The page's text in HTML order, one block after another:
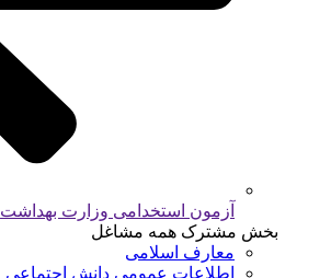
آزمون استخدامی وزارت بهداشت
بخش مشترک همه مشاغل
معارف اسلامی
اطلاعات عمومی دانش اجتماعی